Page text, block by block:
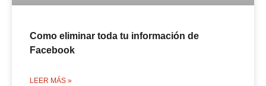
Como eliminar toda tu información de
Facebook
LEER MÁS »